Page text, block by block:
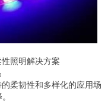
照明解决方案
柔韧性和多样化的应用场